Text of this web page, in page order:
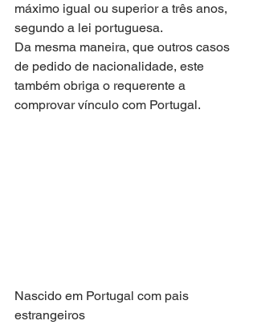
máximo igual ou superior a três anos,
segundo a lei portuguesa.
Da mesma maneira, que outros casos
de pedido de nacionalidade, este
também obriga o requerente a
comprovar vínculo com Portugal.
Nascido em Portugal com pais
estrangeiros